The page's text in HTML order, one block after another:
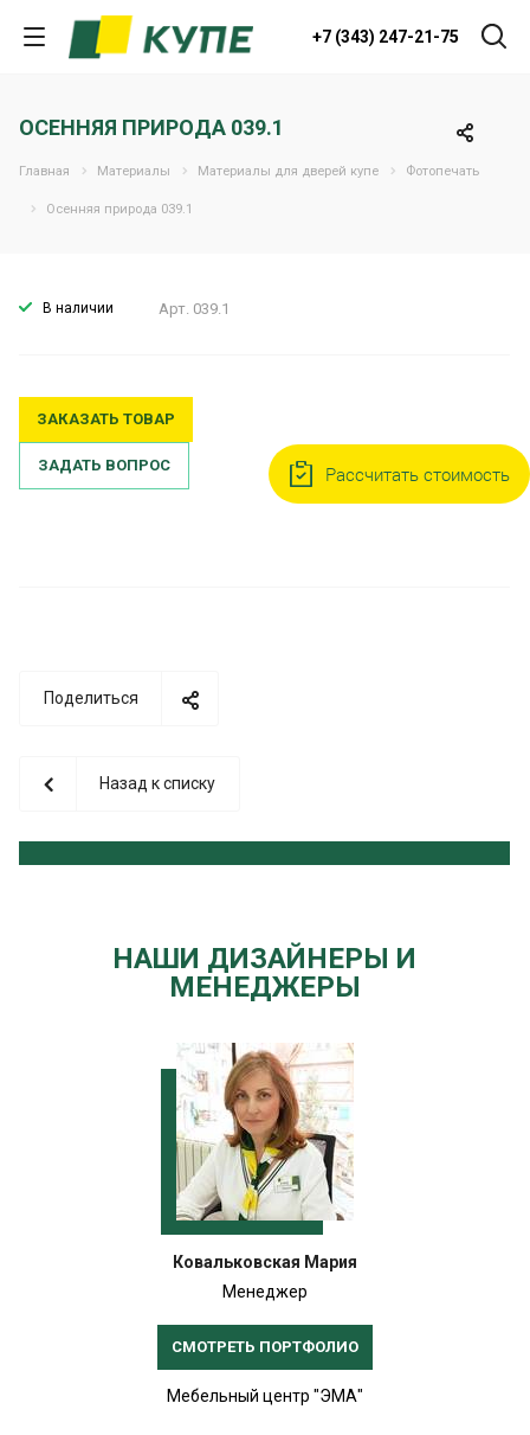
+7 (343) 247-21-75
ОСЕННЯЯ ПРИРОДА 039.1
Главная Материалы Материалы для дверей купе Фотопечать
Осенняя природа 039.1
В наличии Арт. 039.1
ЗАКАЗАТЬ ТОВАР
ЗАДАТЬ ВОПРОС
Поделиться
Назад к списку
НАШИ ДИЗАЙНЕРЫ И
МЕНЕДЖЕРЫ
Ковальковская Мария
Менеджер
СМОТРЕТЬ ПОРТФОЛИО
Мебельный центр "ЭМА"
Рассчитать стоимость